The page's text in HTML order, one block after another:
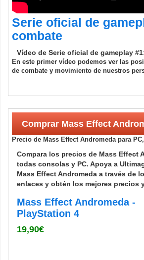
Serie oficial de
combate
Vídeo de Serie oficial de gameplay
En este primer vídeo podemos ver las
de combate y movimiento de nuestros
Comprar Mass Effect
Precio de Mass Effect Andromeda para
Compara los precios de Mass Effect
todas consolas y PC. Apoya a
Mass Effect Andromeda a través de
enlaces y obtén los mejores precios
Mass Effect Andromeda -
PlayStation 4
19,90€